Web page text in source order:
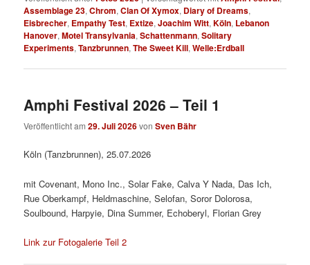
Assemblage 23,Chrom,Clan Of Xymox, Diary of Dreams,
Eisbrecher, Empathy Test, Extize,Joachim Witt,Köln, Lebanon
Hanover,Motel Transylvania,Schattenmann,Solitary
Experiments,Tanzbrunnen,The Sweet Kill,Welle:Erdball
Amphi Festival 2026 – Teil 1
Veröffentlicht am29. Juli 2026vonSven Bähr
Köln (Tanzbrunnen), 25.07.2026
mit Covenant, Mono Inc., Solar Fake, Calva Y Nada, Das Ich,
Rue Oberkampf, Heldmaschine, Selofan, Soror Dolorosa,
Soulbound, Harpyie, Dina Summer, Echoberyl, Florian Grey
Link zur Fotogalerie Teil 2